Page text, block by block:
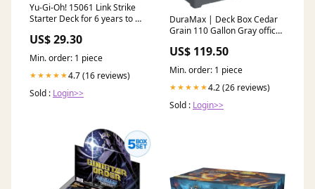
Yu-Gi-Oh! 15061 Link Strike
Starter Deck for 6 years to 18
US$ 29.30
Min. order: 1 piece
★★★★★4.7 (16 reviews)
Sold : Login>>
DuraMax | Deck Box Cedar
Grain 110 Gallon Gray office
US$ 119.50
Min. order: 1 piece
★★★★★4.2 (26 reviews)
Sold : Login>>